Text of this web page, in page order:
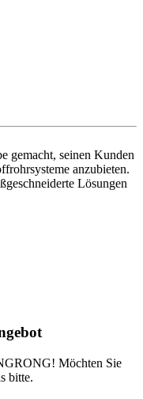
gemacht, seinen Kunden
anzubieten.
Lösungen
Möchten Sie
bitte.